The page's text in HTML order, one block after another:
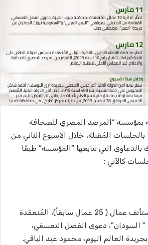
بمؤسسة “المرصد المصري للصحافة
المُقبلة، خلال الأسبوع الثاني من
2020، وذلك بالدعاوى التي تتابعها “المؤسسة” طبقًا
كالآتي :
تنظُر الدائرة الثانية، مستأنف عمال ( 25 عمال سابقاً)، المُنعقدة
السودان”، دعوى الفصل التعسفي،
العالم اليوم، محمود عبد الباقي.